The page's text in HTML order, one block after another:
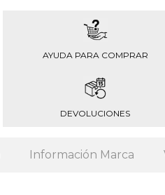
AYUDA PARA COMPRAR
DEVOLUCIONES
Información Marca